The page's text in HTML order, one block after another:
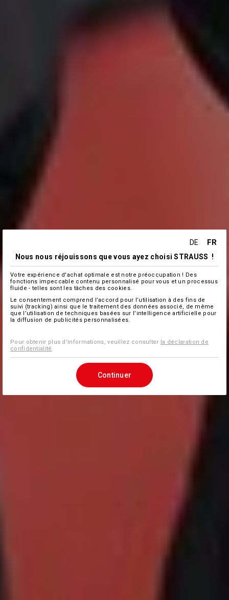
DE FR
Nous nous réjouissons que vous ayez choisi STRAUSS !
Votre expérience d'achat optimale est notre préoccupation ! Des
fonctions impeccable contenu personnalisé pour vous et un processus
fluide - telles sont les tâches des cookies.
Le consentement comprend l’accord pour l’utilisation à des fins de
suivi (tracking) ainsi que le traitement des données associé, de même
que l’utilisation de techniques basées sur l’intelligence artificielle pour
la diffusion de publicités personnalisées.
Pour obtenir plus d'informations, veuillez consulter la déclaration de
confidentialité
Continuer